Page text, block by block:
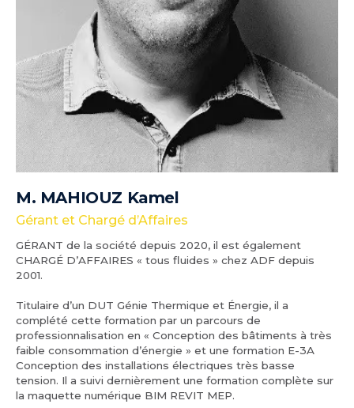
M. MAHIOUZ Kamel
Gérant et Chargé d’Affaires
GÉRANT de la société depuis 2020, il est également
CHARGÉ D’AFFAIRES « tous fluides » chez ADF depuis
2001.
Titulaire d’un DUT Génie Thermique et Énergie, il a
complété cette formation par un parcours de
professionnalisation en « Conception des bâtiments à très
faible consommation d’énergie » et une formation E-3A
Conception des installations électriques très basse
tension. Il a suivi dernièrement une formation complète sur
la maquette numérique BIM REVIT MEP.